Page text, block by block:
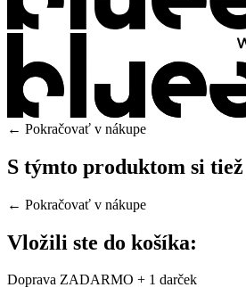
← Pokračovať v nákupe
S týmto produktom si
← Pokračovať v nákupe
Vložili ste do košíka:
Doprava ZADARMO + 1 darček